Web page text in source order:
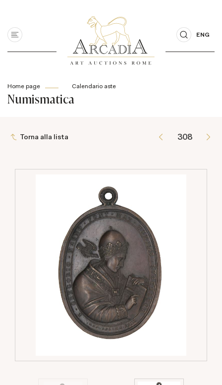
ENG
Home page Calendario aste
Numismatica
Torna alla lista